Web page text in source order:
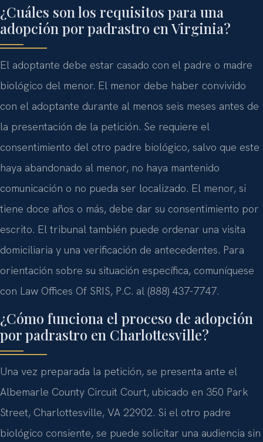
¿Cuáles son los requisitos para una
adopción por padrastro en Virginia?
El adoptante debe estar casado con el padre o madre
biológico del menor. El menor debe haber convivido
con el adoptante durante al menos seis meses antes de
la presentación de la petición. Se requiere el
consentimiento del otro padre biológico, salvo que este
haya abandonado al menor, no haya mantenido
comunicación o no pueda ser localizado. El menor, si
tiene doce años o más, debe dar su consentimiento por
escrito. El tribunal también puede ordenar una visita
domiciliaria y una verificación de antecedentes. Para
orientación sobre su situación específica, comuníquese
con Law Offices Of SRIS, P.C. al (888) 437-7747.
¿Cómo funciona el proceso de adopción
por padrastro en Charlottesville?
Una vez preparada la petición, se presenta ante el
Albemarle County Circuit Court, ubicado en 350 Park
Street, Charlottesville, VA 22902. Si el otro padre
biológico consiente, se puede solicitar una audiencia sin